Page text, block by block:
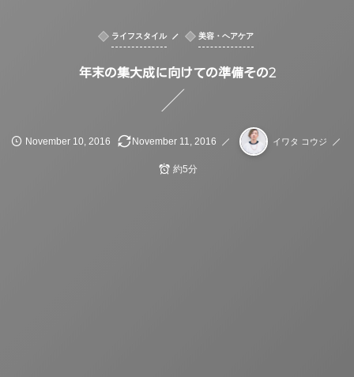
ライフスタイル 美容・ヘアケア
年末の集大成に向けての準備その2
November 10, 2016 November 11 2016 イワタ コウジ
約5分